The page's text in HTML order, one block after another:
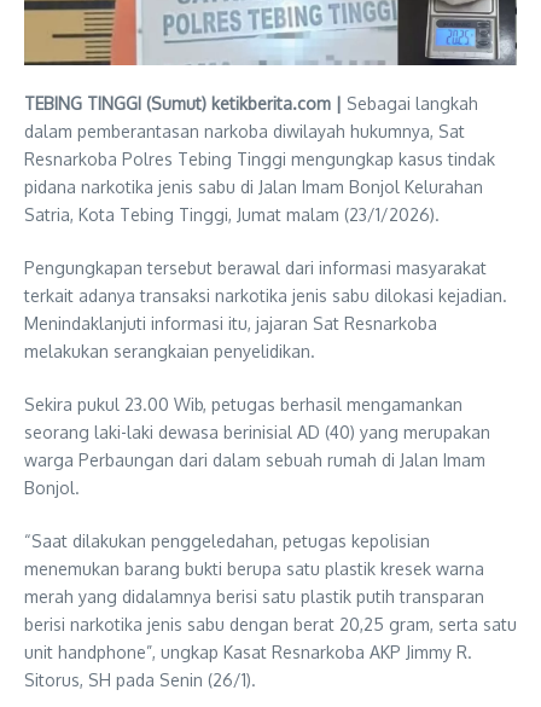
TEBING TINGGI (Sumut) ketikberita.com | Sebagai langkah
dalam pemberantasan narkoba diwilayah hukumnya, Sat
Resnarkoba Polres Tebing Tinggi mengungkap kasus tindak
pidana narkotika jenis sabu di Jalan Imam Bonjol Kelurahan
Satria, Kota Tebing Tinggi, Jumat malam (23/1/2026).
Pengungkapan tersebut berawal dari informasi masyarakat
terkait adanya transaksi narkotika jenis sabu dilokasi kejadian.
Menindaklanjuti informasi itu, jajaran Sat Resnarkoba
melakukan serangkaian penyelidikan.
Sekira pukul 23.00 Wib, petugas berhasil mengamankan
seorang laki-laki dewasa berinisial AD (40) yang merupakan
warga Perbaungan dari dalam sebuah rumah di Jalan Imam
Bonjol.
“Saat dilakukan penggeledahan, petugas kepolisian
menemukan barang bukti berupa satu plastik kresek warna
merah yang didalamnya berisi satu plastik putih transparan
berisi narkotika jenis sabu dengan berat 20,25 gram, serta satu
unit handphone”, ungkap Kasat Resnarkoba AKP Jimmy R.
Sitorus, SH pada Senin (26/1).